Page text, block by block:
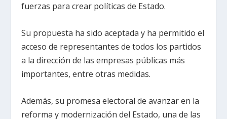
fuerzas para crear políticas de Estado.
Su propuesta ha sido aceptada y ha permitido el
acceso de representantes de todos los partidos
a la dirección de las empresas públicas más
importantes, entre otras medidas.
Además, su promesa electoral de avanzar en la
reforma y modernización del Estado, una de las